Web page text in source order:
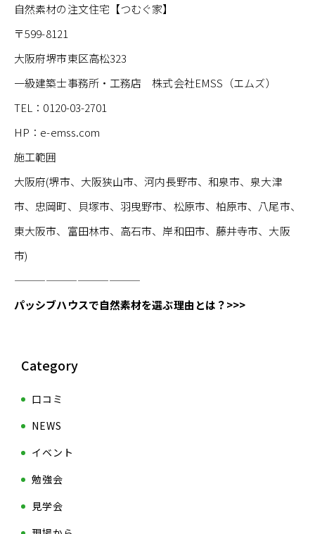
自然素材の注文住宅【つむぐ家】
〒599-8121
大阪府堺市東区高松323
一級建築士事務所・工務店 株式会社EMSS（エムズ）
TEL：0120-03-2701
HP：e-emss.com
施工範囲
大阪府(堺市、大阪狭山市、河内長野市、和泉市、泉大津
市、忠岡町、貝塚市、羽曳野市、松原市、柏原市、八尾市、
東大阪市、富田林市、高石市、岸和田市、藤井寺市、大阪
市)
————————————
パッシブハウスで自然素材を選ぶ理由とは？>>>
Category
口コミ
NEWS
イベント
勉強会
見学会